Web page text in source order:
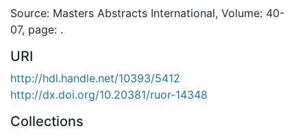
Source: Masters Abstracts International, Volume: 40-
07, page: .
URI
http://hdl.handle.net/10393/5412
http://dx.doi.org/10.20381/ruor-14348
Collections